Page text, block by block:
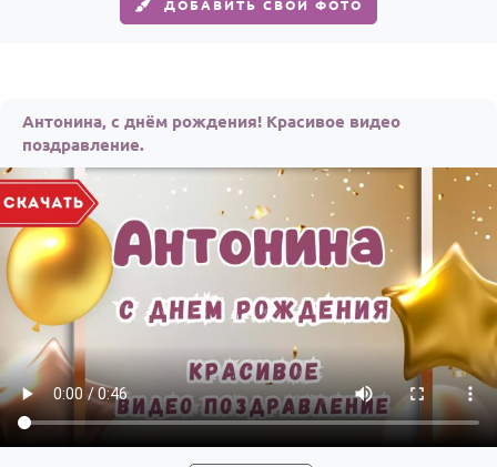
ДОБАВИТЬ СВОИ ФОТО
Антонина, с днём рождения! Красивое видео
поздравление.